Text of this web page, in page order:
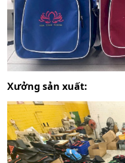
Xưởng sản xuất: